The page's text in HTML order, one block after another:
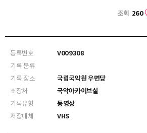
조회 260
등록번호
V009308
기록 분류
기록 장소
국립국악원 우면당
소장처
국악아카이브실
기록유형
동영상
저장매체
VHS